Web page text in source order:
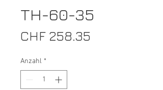
TH-60-35
CHF 258.35
Anzahl *